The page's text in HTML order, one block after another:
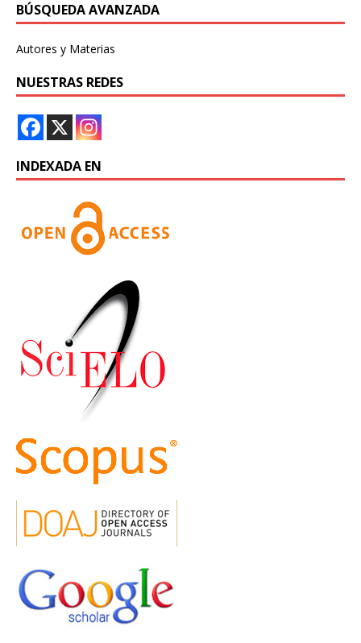
BÚSQUEDA AVANZADA
Autores y Materias
NUESTRAS REDES
INDEXADA EN